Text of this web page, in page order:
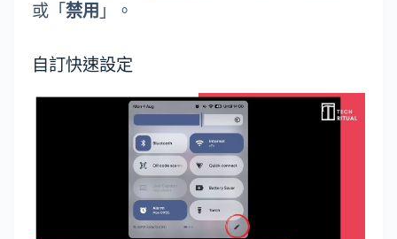
或「 禁用 」。
自訂快速設定